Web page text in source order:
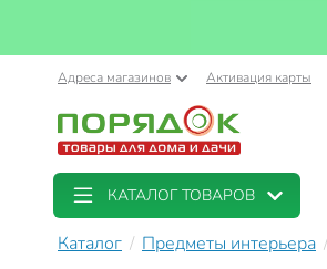
Адреса магазинов Активация карты
КАТАЛОГ ТОВАРОВ
Каталог Предметы интерьера